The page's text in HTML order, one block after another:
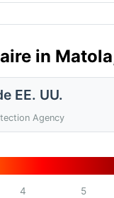
in
EE. UU.
Agency
4 5